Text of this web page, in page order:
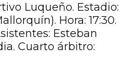
Luqueño. Estadio:
Hora: 17:30.
Esteban
Cuarto árbitro: